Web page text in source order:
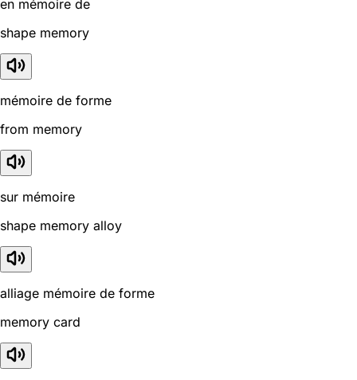
en mémoire de
shape memory
mémoire de forme
from memory
sur mémoire
shape memory alloy
alliage mémoire de forme
memory card